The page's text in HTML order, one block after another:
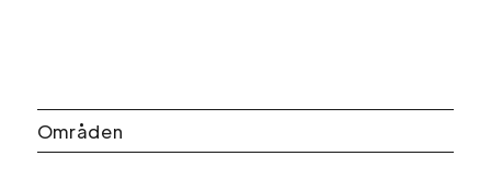
Områden